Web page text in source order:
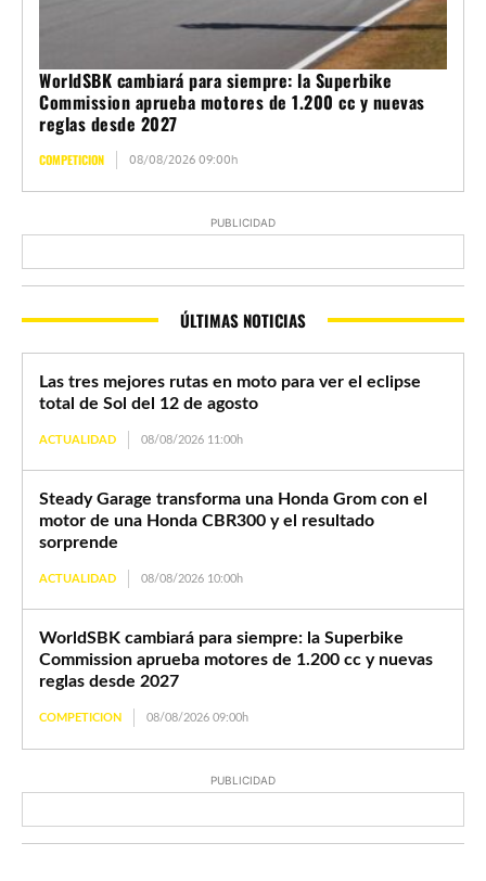
WorldSBK cambiará para siempre: la Superbike
Commission aprueba motores de 1.200 cc y nuevas
reglas desde 2027
COMPETICION 08/08/2026 09:00h
PUBLICIDAD
ÚLTIMAS NOTICIAS
Las tres mejores rutas en moto para ver el eclipse
total de Sol del 12 de agosto
ACTUALIDAD 08/08/2026 11:00h
Steady Garage transforma una Honda Grom con el
motor de una Honda CBR300 y el resultado
sorprende
ACTUALIDAD 08/08/2026 10:00h
WorldSBK cambiará para siempre: la Superbike
Commission aprueba motores de 1.200 cc y nuevas
reglas desde 2027
COMPETICION 08/08/2026 09:00h
PUBLICIDAD